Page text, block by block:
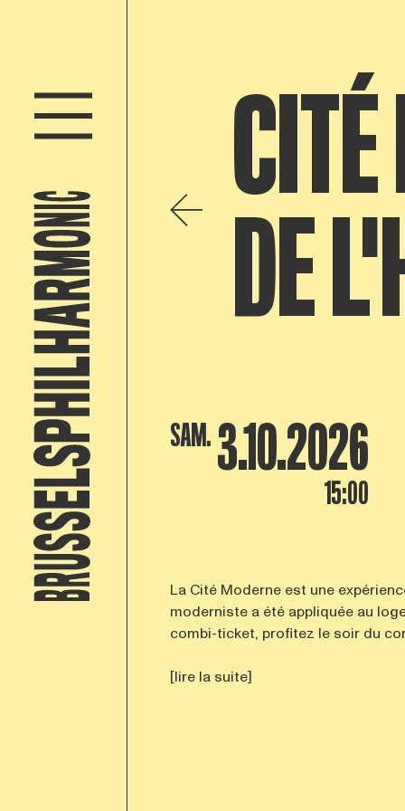
DE
SAM. 3.10.2026
15:00
La Cité Moderne est une
moderniste a été appliquée au
combi-ticket, profitez le soir du
[lire la suite]